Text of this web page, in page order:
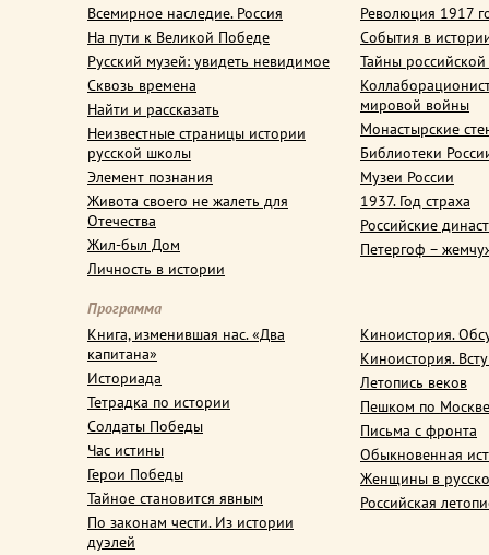
Всемирное наследие. Россия
На пути к Великой Победе
Русский музей: увидеть невидимое
Сквозь времена
Найти и рассказать
Неизвестные страницы истории
русской школы
Элемент познания
Живота своего не жалеть для
Отечества
Жил-был Дом
Личность в истории
Революция 1917
События в
Тайны
мировой войны
Монастырские
Библиотеки
Музеи России
1937. Год страха
Российские
Петергоф –
Программа
Книга, изменившая нас. «Два
капитана»
Историада
Тетрадка по истории
Солдаты Победы
Час истины
Герои Победы
Тайное становится явным
По законам чести. Из истории
дуэлей
Киноистория.
Киноистория.
Летопись веков
Пешком по Москве
Письма с фронта
Обыкновенная
Женщины в
Российская